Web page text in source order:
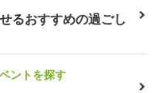
るおすすめの過ごし
ントを探す